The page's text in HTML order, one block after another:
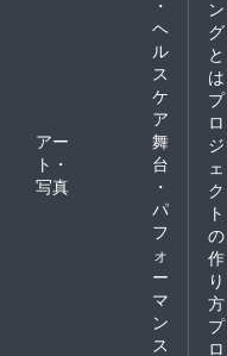
・
ヘ
ル
ス
ケ
ア
アー
ト・
写真
舞
台
・
パ
フ
ォ
ー
マ
ン
ス
ン
グ
と
は
プ
ロ
ジ
ェ
ク
ト
の
作
り
方
プ
ロ